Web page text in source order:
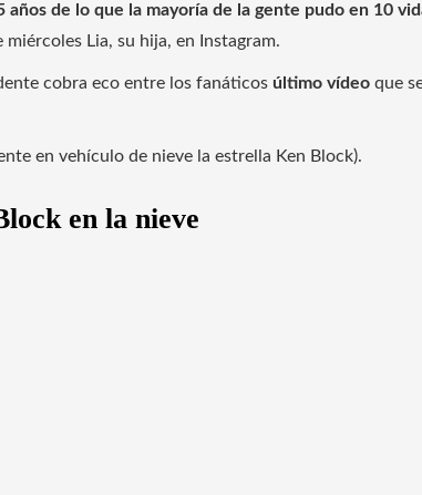
años de lo que la mayoría de la gente pudo en 10
miércoles Lia, su hija, en Instagram.
cobra eco entre los fanáticos último vídeo que
en vehículo de nieve la estrella Ken Block).
en la nieve